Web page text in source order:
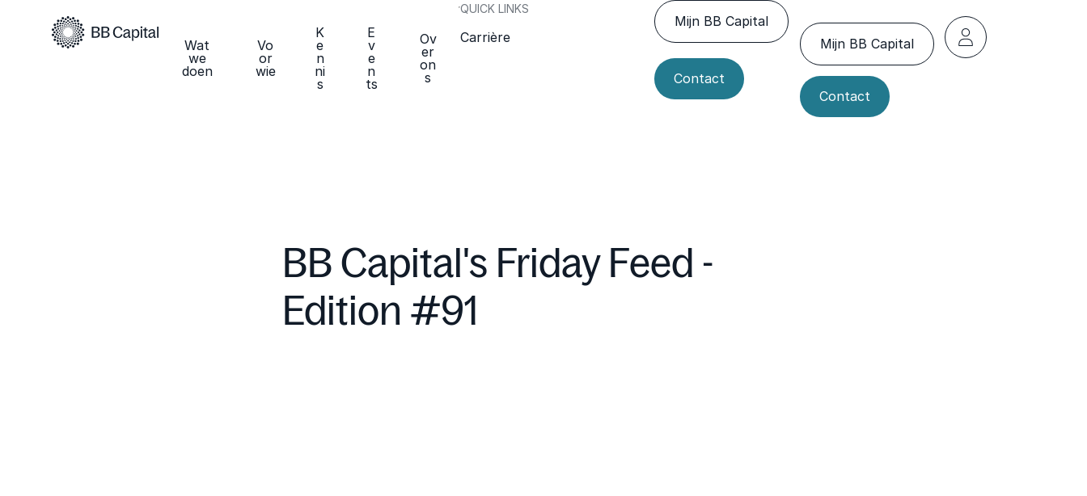
Wat
we
doen
Vo
or
wie
K
e
n
ni
s
E
v
e
n
ts
Ov
er
on
s
QUICK LINKS
Carrière
Mijn BB Capital
Contact
Mijn BB Capital
Contact
BB Capital's Friday Feed -
Edition #91